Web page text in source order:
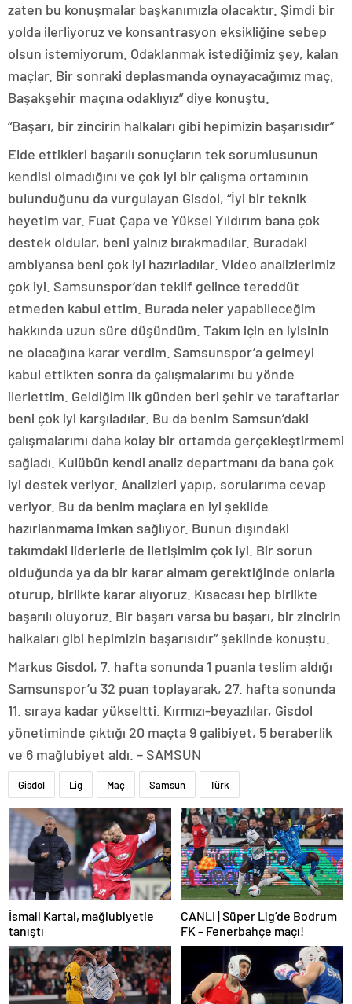
zaten bu konuşmalar başkanımızla olacaktır. Şimdi bir
yolda ilerliyoruz ve konsantrasyon eksikliğine sebep
olsun istemiyorum. Odaklanmak istediğimiz şey, kalan
maçlar. Bir sonraki deplasmanda oynayacağımız maç,
Başakşehir maçına odaklıyız” diye konuştu.
“Başarı, bir zincirin halkaları gibi hepimizin başarısıdır”
Elde ettikleri başarılı sonuçların tek sorumlusunun
kendisi olmadığını ve çok iyi bir çalışma ortamının
bulunduğunu da vurgulayan Gisdol, “İyi bir teknik
heyetim var. Fuat Çapa ve Yüksel Yıldırım bana çok
destek oldular, beni yalnız bırakmadılar. Buradaki
ambiyansa beni çok iyi hazırladılar. Video analizlerimiz
çok iyi. Samsunspor’dan teklif gelince tereddüt
etmeden kabul ettim. Burada neler yapabileceğim
hakkında uzun süre düşündüm. Takım için en iyisinin
ne olacağına karar verdim. Samsunspor’a gelmeyi
kabul ettikten sonra da çalışmalarımı bu yönde
ilerlettim. Geldiğim ilk günden beri şehir ve taraftarlar
beni çok iyi karşıladılar. Bu da benim Samsun’daki
çalışmalarımı daha kolay bir ortamda gerçekleştirmemi
sağladı. Kulübün kendi analiz departmanı da bana çok
iyi destek veriyor. Analizleri yapıp, sorularıma cevap
veriyor. Bu da benim maçlara en iyi şekilde
hazırlanmama imkan sağlıyor. Bunun dışındaki
takımdaki liderlerle de iletişimim çok iyi. Bir sorun
olduğunda ya da bir karar almam gerektiğinde onlarla
oturup, birlikte karar alıyoruz. Kısacası hep birlikte
başarılı oluyoruz. Bir başarı varsa bu başarı, bir zincirin
halkaları gibi hepimizin başarısıdır” şeklinde konuştu.
Markus Gisdol, 7. hafta sonunda 1 puanla teslim aldığı
Samsunspor’u 32 puan toplayarak, 27. hafta sonunda
11. sıraya kadar yükseltti. Kırmızı-beyazlılar, Gisdol
yönetiminde çıktığı 20 maçta 9 galibiyet, 5 beraberlik
ve 6 mağlubiyet aldı. – SAMSUN
Gisdol Lig Maç Samsun Türk
İsmail Kartal, mağlubiyetle
tanıştı
CANLI | Süper Lig’de Bodrum
FK – Fenerbahçe maçı!